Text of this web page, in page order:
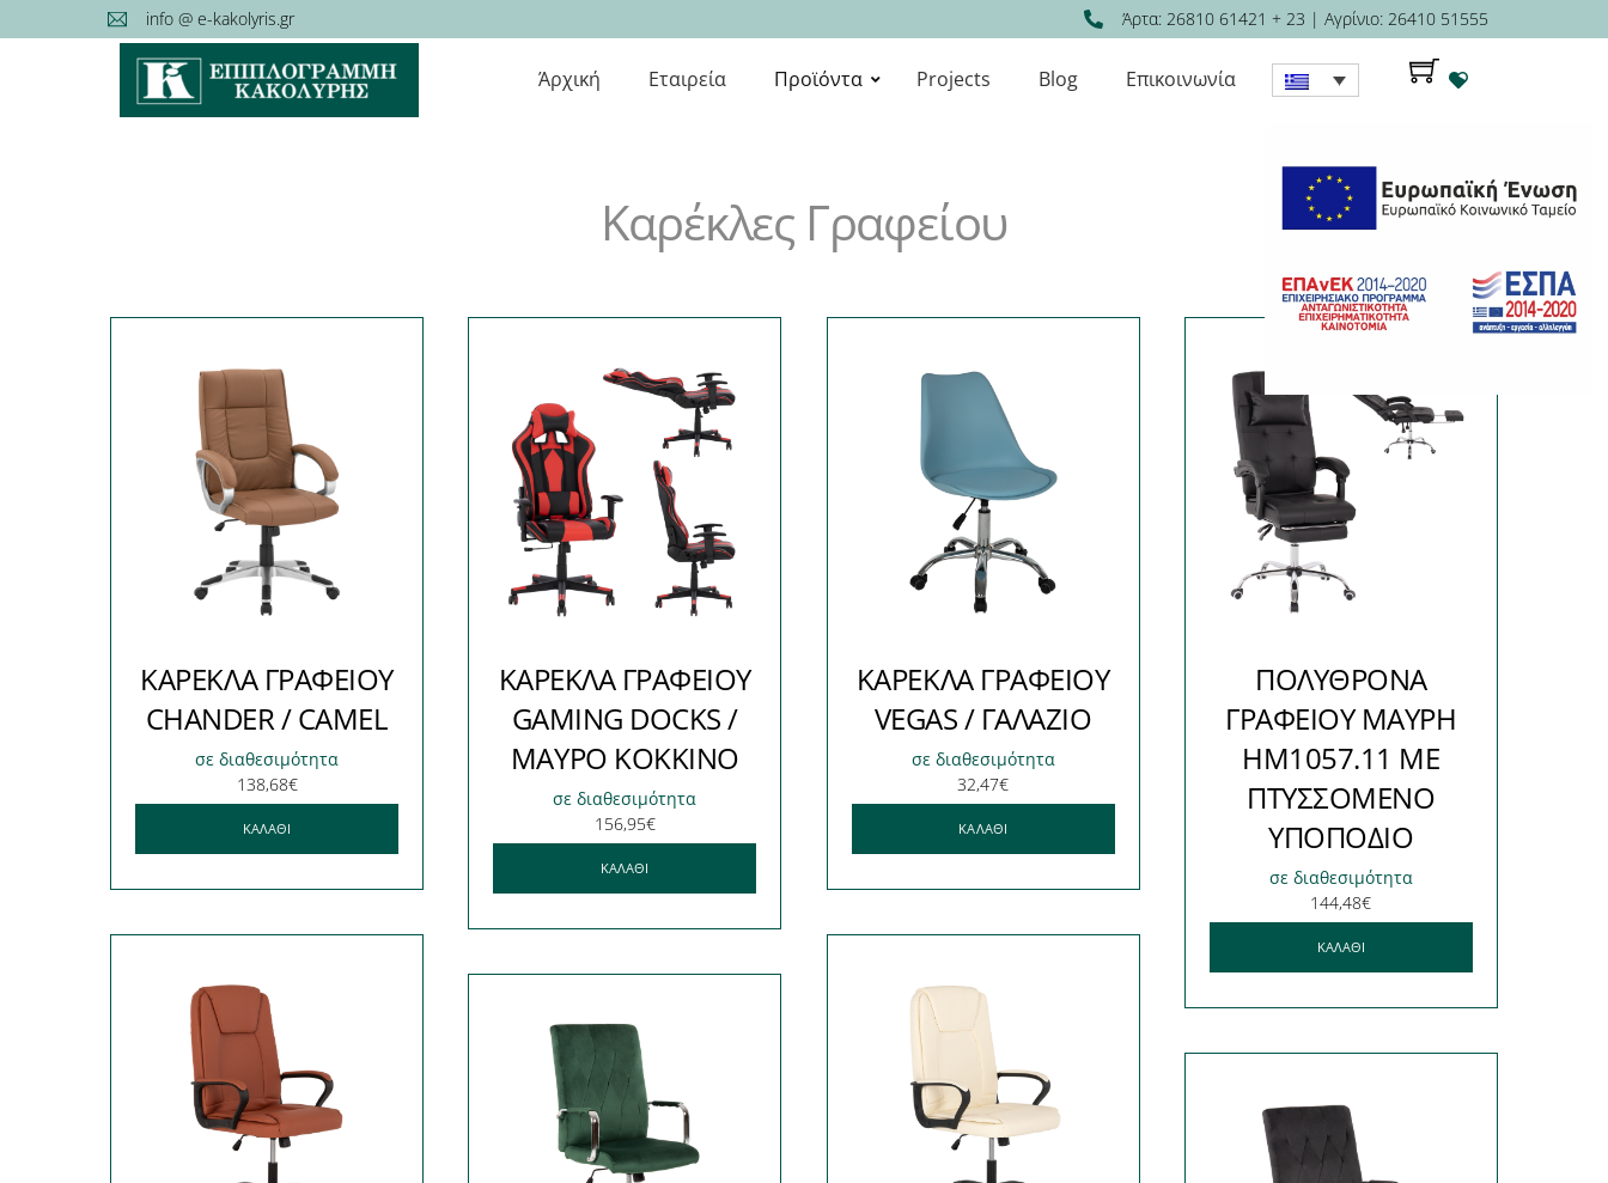
to
info @ e-kakolyris.gr Άρτα: 26810 61421 + 23 | Αγρίνιο: 26410 51555
Άρχική Εταιρεία Προϊόντα Projects Blog Επικοινωνία
HEART
Άρχική Εταιρεία Προϊόντα Projects Blog Επικοινωνία
Καρέκλες Γραφείου
ΚΑΡΕΚΛΑ ΓΡΑΦΕΙΟΥ
CHANDER / CAMEL
σε διαθεσιμότητα
138,68€
ΚΑΛΆΘΙ
ΚΑΡΕΚΛΑ ΓΡΑΦΕΙΟΥ
GAMING DOCKS /
ΜΑΥΡΟ ΚΟΚΚΙΝΟ
σε διαθεσιμότητα
156,95€
ΚΑΛΆΘΙ
ΚΑΡΕΚΛΑ ΓΡΑΦΕΙΟΥ
VEGAS / ΓΑΛΑΖΙΟ
σε διαθεσιμότητα
32,47€
ΚΑΛΆΘΙ
ΠΟΛΥΘΡΟΝΑ
ΓΡΑΦΕΙΟΥ ΜΑΥΡΗ
HM1057.11 ΜΕ
ΠΤΥΣΣΟΜΕΝΟ
ΥΠΟΠΟΔΙΟ
σε διαθεσιμότητα
144,48€
ΚΑΛΆΘΙ